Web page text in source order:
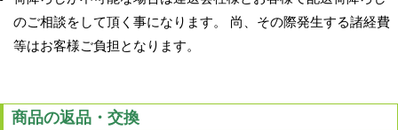
のご相談をして頂く事になります。 尚、その際発生する諸経費
等はお客様ご負担となります。
商品の返品・交換